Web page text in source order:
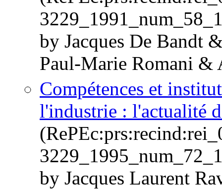
by Jacques De Bandt
Paul-Marie Romani &
Compétences et
l'industrie : l'actualité
by Jacques Laurent